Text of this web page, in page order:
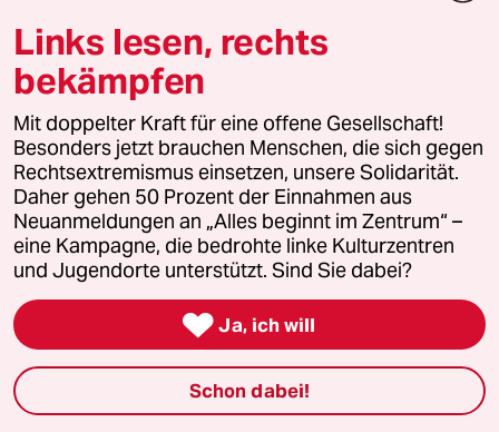
Rudolf Fissner
27.10.2020
@Ricky-13:
Der Sozialismus basiert dann wohl
auf der merkwürdigen Überzeugung,
dass die gleichen widerwärtige
Menschen aus guten Motiven
irgendwie für das allgemeine Wohl
sorgen werden. 🤣
Lowandorder
27.10.2020,22:35 Uhr
@Rudolf Fissner:
Links lesen, rechts
bekämpfen
Mit doppelter Kraft für eine offene Gesellschaft!
Besonders jetzt brauchen Menschen, die sich gegen
Rechtsextremismus einsetzen, unsere Solidarität.
Daher gehen 50 Prozent der Einnahmen aus
Neuanmeldungen an „Alles beginnt im Zentrum“ –
eine Kampagne, die bedrohte linke Kulturzentren
und Jugendorte unterstützt. Sind Sie dabei?
 Ja, ich will
Schon dabei!